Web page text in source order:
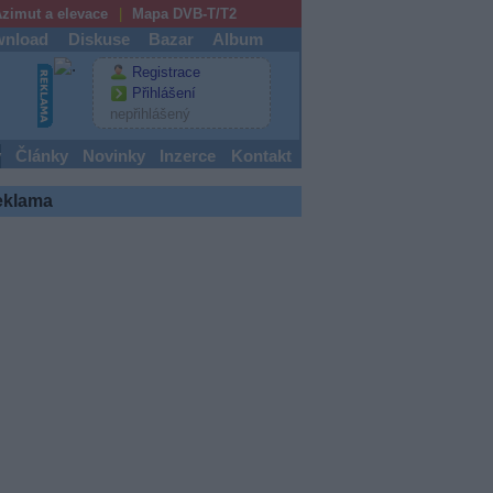
a elevace Mapa DVB-T/T2
Diskuse Bazar Album
Registrace
Přihlášení
nepřihlášený
Články Novinky Inzerce Kontakt